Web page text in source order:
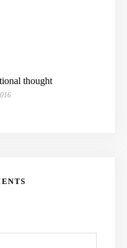
thought